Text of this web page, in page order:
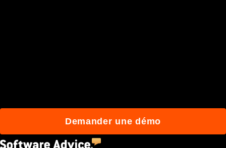
Demander une démo